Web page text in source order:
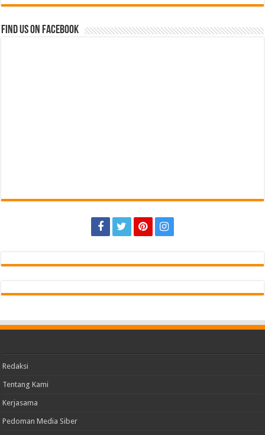
Find us on Facebook
Redaksi
Tentang Kami
Kerjasama
Pedoman Media Siber